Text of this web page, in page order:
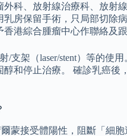
科、放射線治療科、放射
房保留手術，只局部切除
港綜合腫瘤中心作聯絡及跟
/支架（laser/stent）等的使
和停止治療。 確診乳癌
蒙接受體陽性，阻斷「細